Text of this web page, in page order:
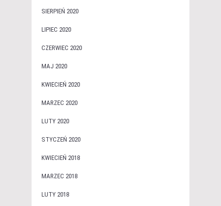
SIERPIEŃ 2020
LIPIEC 2020
CZERWIEC 2020
MAJ 2020
KWIECIEŃ 2020
MARZEC 2020
LUTY 2020
STYCZEŃ 2020
KWIECIEŃ 2018
MARZEC 2018
LUTY 2018